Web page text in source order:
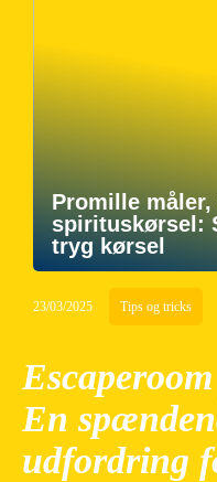
Promille
spirituskørsel:
tryg kørsel
23/03/2025 Tips og tricks
En
udfordring